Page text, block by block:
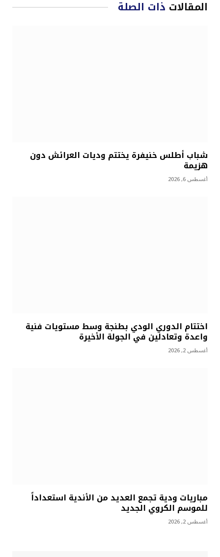
المقالات ذات الصلة
شباب أطلس خنيفرة يختتم وديات العرائش دون
هزيمة
أغسطس 6, 2026
اختتام الدوري الودي بطنجة وسط مستويات فنية
واعدة وتعادلين في الجولة الأخيرة
أغسطس 2, 2026
مباريات ودية تجمع العديد من الأندية استعداداً
للموسم الكروي الجديد
أغسطس 2, 2026